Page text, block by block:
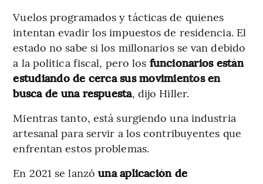
Vuelos programados y tácticas de quienes
intentan evadir los impuestos de residencia. El
estado no sabe si los millonarios se van debido
a la política fiscal, pero los funcionarios están
estudiando de cerca sus movimientos en
busca de una respuesta, dijo Hiller.
Mientras tanto, está surgiendo una industria
artesanal para servir a los contribuyentes que
enfrentan estos problemas.
En 2021 se lanzóuna aplicación de